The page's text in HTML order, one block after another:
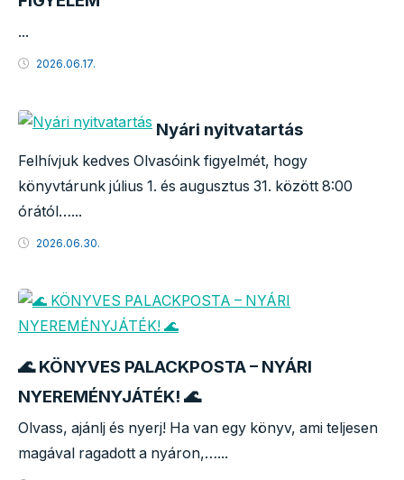
...
2026.06.17.
Nyári nyitvatartás
Felhívjuk kedves Olvasóink figyelmét, hogy
könyvtárunk július 1. és augusztus 31. között 8:00
órától…...
2026.06.30.
🌊 KÖNYVES PALACKPOSTA – NYÁRI
NYEREMÉNYJÁTÉK! 🌊
Olvass, ajánlj és nyerj! Ha van egy könyv, ami teljesen
magával ragadott a nyáron,…...